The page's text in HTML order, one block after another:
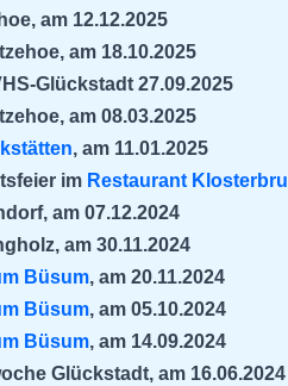
am 12.12.2025
am 18.10.2025
Glückstadt 27.09.2025
am 08.03.2025
, am 11.01.2025
im Restaurant
am 07.12.2024
am 30.11.2024
Büsum, am 20.11.2024
Büsum, am 05.10.2024
Büsum, am 14.09.2024
Glückstadt, am 16.06.2024